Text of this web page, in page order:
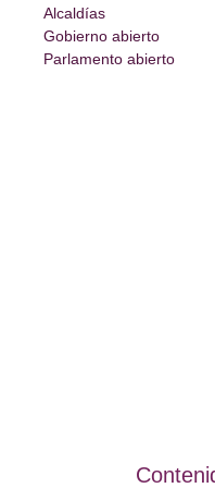
Alcaldías
Gobierno abierto
Parlamento abierto